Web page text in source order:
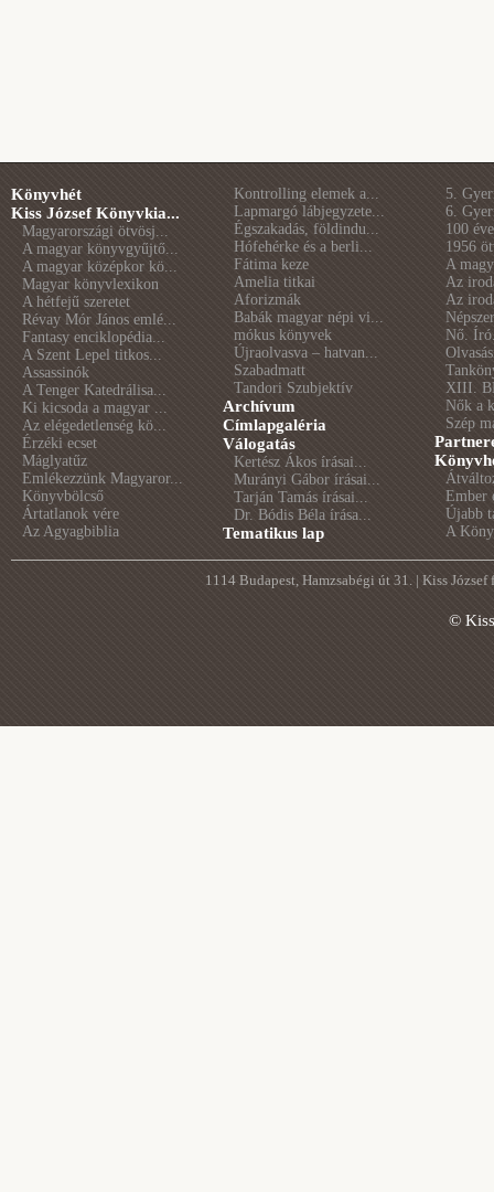
Könyvhét
Kiss József Könyvkia...
Magyarországi ötvösj...
A magyar könyvgyűjtő...
A magyar középkor kö...
Magyar könyvlexikon
A hétfejű szeretet
Révay Mór János emlé...
Fantasy enciklopédia...
A Szent Lepel titkos...
Assassinók
A Tenger Katedrálisa...
Ki kicsoda a magyar ...
Az elégedetlenség kö...
Érzéki ecset
Máglyatűz
Emlékezzünk Magyaror...
Könyvbölcső
Ártatlanok vére
Az Agyagbiblia
Kontrolling elemek a...
Lapmargó lábjegyzete...
Égszakadás, földindu...
Hófehérke és a berli...
Fátima keze
Amelia titkai
Aforizmák
Babák magyar népi vi...
mókus könyvek
Újraolvasva – hatvan...
Szabadmatt
Tandori Szubjektív
Archívum
Címlapgaléria
Válogatás
Kertész Ákos írásai...
Murányi Gábor írásai...
Tarján Tamás írásai...
Dr. Bódis Béla írása...
Tematikus lap
5.
6.
100
1956
A
Az
Az
Nő.
XIII.
Nők a
Szép
Ember
Újabb
A
1114 Budapest, Hamzsabégi út 31. | Kiss
©